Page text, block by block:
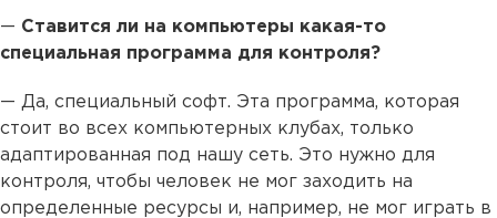
— Ставится ли на компьютеры какая-то
специальная программа для контроля?
— Да, специальный софт. Эта программа, которая
стоит во всех компьютерных клубах, только
адаптированная под нашу сеть. Это нужно для
контроля, чтобы человек не мог заходить на
определенные ресурсы и, например, не мог играть в